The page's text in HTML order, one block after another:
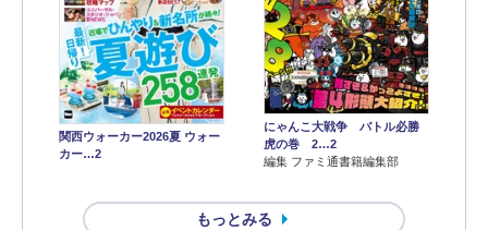
関西ウォーカー2026夏 ウォー
カー…2
にゃんこ大戦争 バトル必勝
虎の巻 2…2
編集 ファミ通書籍編集部
もっとみる